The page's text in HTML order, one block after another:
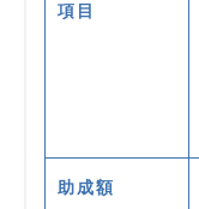
項目
助成額